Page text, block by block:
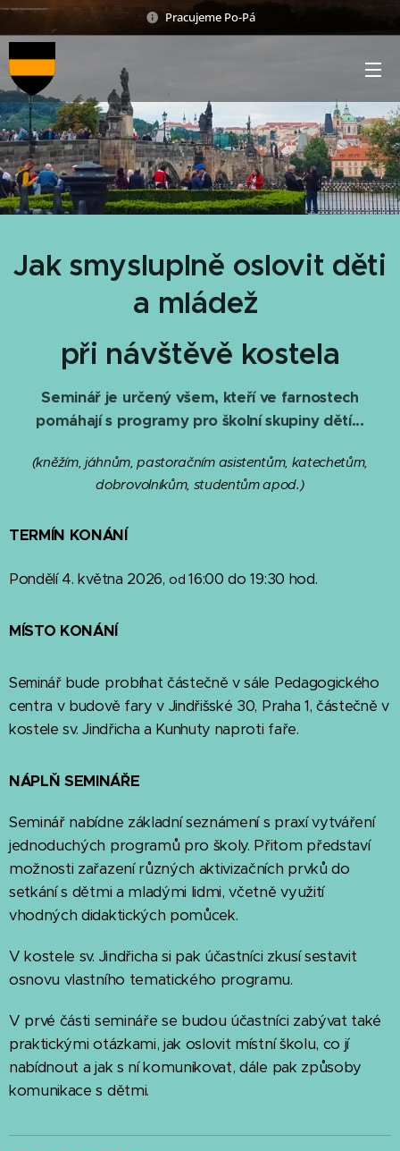
Pracujeme Po-Pá
Jak smysluplně oslovit děti
a mládež
při návštěvě kostela
Seminář je určený všem, kteří ve farnostech
pomáhají s programy pro školní skupiny dětí...
(kněžím, jáhnům, pastoračním asistentům, katechetům,
dobrovolníkům, studentům apod.)
TERMÍN KONÁNÍ
Pondělí 4. května 2026,od16:00 do 19:30 hod.
MÍSTO KONÁNÍ
Seminář bude probíhat částečně v sále Pedagogického
centra v budově fary v Jindřišské 30, Praha 1, částečně v
kostele sv. Jindřicha a Kunhuty naproti faře.
NÁPLŇ SEMINÁŘE
Seminář nabídne základní seznámení s praxí vytváření
jednoduchých programů pro školy. Přitom představí
možnosti zařazení různých aktivizačních prvků do
setkání s dětmi a mladými lidmi, včetně využití
vhodných didaktických pomůcek.
V kostele sv. Jindřicha si pak účastníci zkusí sestavit
osnovu vlastního tematického programu.
V prvé části semináře se budou účastníci zabývat také
praktickými otázkami, jak oslovit místní školu, co jí
nabídnout a jak s ní komunikovat, dále pak způsoby
komunikace s dětmi.